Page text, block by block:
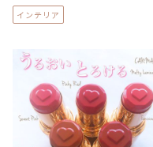
インテリア